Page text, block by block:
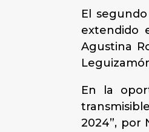
El
extendido
Agustina
En la
2024”, por